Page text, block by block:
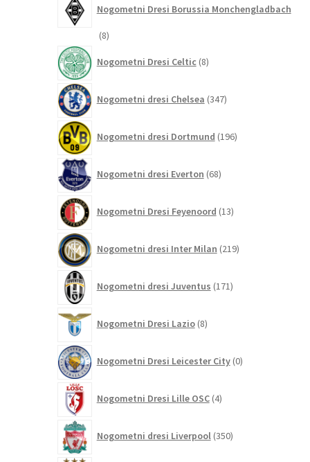
Nogometni Dresi Borussia Monchengladbach
88
Nogometni Dresi Celtic 8izdelkov
Nogometni dresi Chelsea 347izdelkov
Nogometni dresi Dortmund 196izdelkov
Nogometni dresi Everton 68izdelkov
Nogometni Dresi Feyenoord 13izdelkov
Nogometni dresi Inter Milan 219izdelkov
Nogometni dresi Juventus 171izdelkov
Nogometni Dresi Lazio 8izdelkov
Nogometni Dresi Leicester City 0izdelkov
Nogometni Dresi Lille OSC 4izdelki
Nogometni dresi Liverpool 350izdelkov